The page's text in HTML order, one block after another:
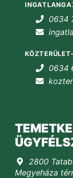
0634
0634
2800
Megyeháza